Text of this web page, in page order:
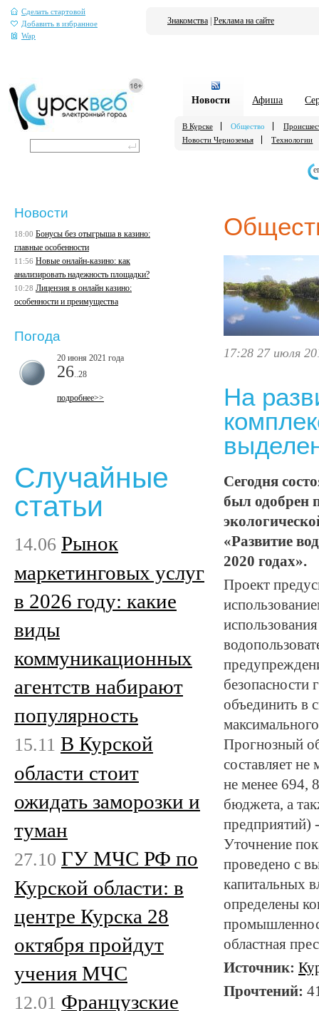
Сделать стартовой
Добавить в избранное
Wap
Знакомства Реклама на сайте
Новости Афиша
В Курске Общество
Новости Черноземья
Технологии
17:28 27 июля
На
Сегодня
был одобрен
«Развитие
2020 годах».
Проект
безопасности
объединить в
Прогнозный
составляет
не менее 694,
бюджета, а
предприятий)
Уточнение
проведено с
капитальных
определены
областная
Источник:
Прочтений:
Новости
18:00 Бонусы без отыгрыша в казино:
главные особенности
11:56 Новые онлайн-казино: как
анализировать надежность площадки?
10:28 Лицензия в онлайн казино:
особенности и преимущества
Погода
20 июня 2021 года
26 ..28
подробнее>>
Случайные
статьи
14.06 Рынок
маркетинговых услуг
в 2026 году: какие
виды
коммуникационных
агентств набирают
популярность
15.11 В Курской
области стоит
ожидать заморозки и
туман
27.10 ГУ МЧС РФ по
Курской области: в
центре Курска 28
октября пройдут
учения МЧС
12.01 Французские